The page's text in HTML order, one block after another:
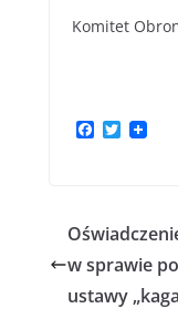
Komitet
F
o
T
r
w sprawie
ustawy